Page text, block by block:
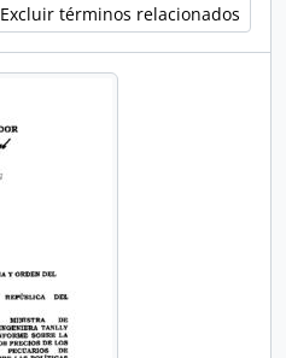
Excluir términos relacionados